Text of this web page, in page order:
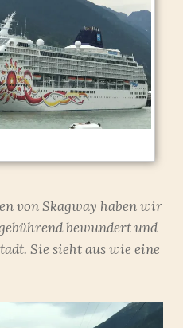
von Skagway haben wir
bewundert und
Sie sieht aus wie eine